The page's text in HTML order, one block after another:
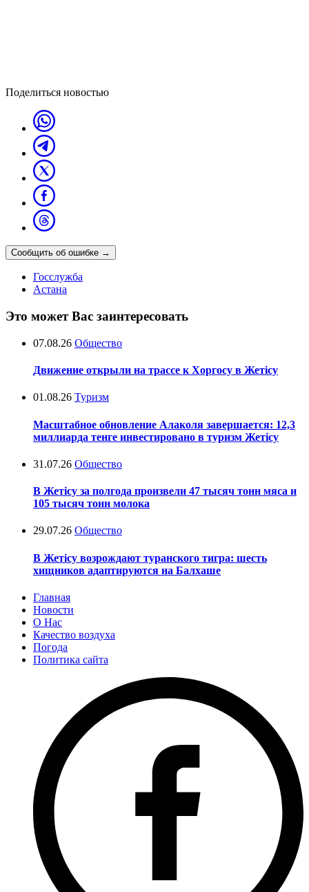
Поделиться новостью
Сообщить об ошибке →
Госслужба
Астана
Это может Вас заинтересовать
07.08.26 Общество
Движение открыли на трассе к Хоргосу в Жетісу
01.08.26 Туризм
Масштабное обновление Алаколя завершается: 12,3
миллиарда тенге инвестировано в туризм Жетісу
31.07.26 Общество
В Жетісу за полгода произвели 47 тысяч тонн мяса и
105 тысяч тонн молока
29.07.26 Общество
В Жетісу возрождают туранского тигра: шесть
хищников адаптируются на Балхаше
Главная
Новости
О Нас
Качество воздуха
Погода
Политика сайта